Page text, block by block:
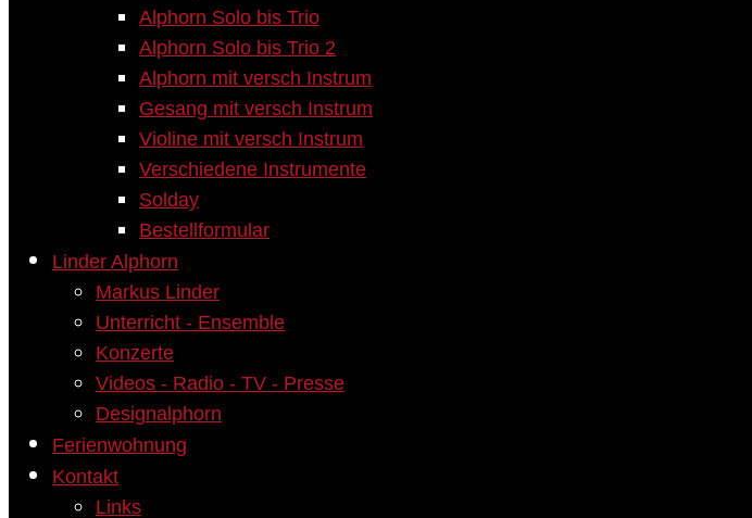
Alphorn Solo bis Trio
Alphorn Solo bis Trio 2
Alphorn mit versch Instrum
Gesang mit versch Instrum
Violine mit versch Instrum
Verschiedene Instrumente
Solday
Bestellformular
Linder Alphorn
Markus Linder
Unterricht - Ensemble
Konzerte
Videos - Radio - TV - Presse
Designalphorn
Ferienwohnung
Kontakt
Links